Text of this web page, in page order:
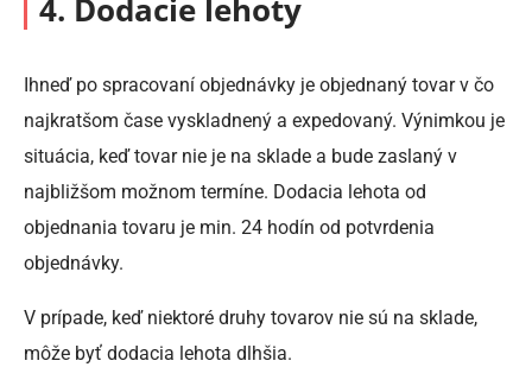
4. Dodacie lehoty
Ihneď po spracovaní objednávky je objednaný tovar v čo
najkratšom čase vyskladnený a expedovaný. Výnimkou je
situácia, keď tovar nie je na sklade a bude zaslaný v
najbližšom možnom termíne. Dodacia lehota od
objednania tovaru je min. 24 hodín od potvrdenia
objednávky.
V prípade, keď niektoré druhy tovarov nie sú na sklade,
môže byť dodacia lehota dlhšia.